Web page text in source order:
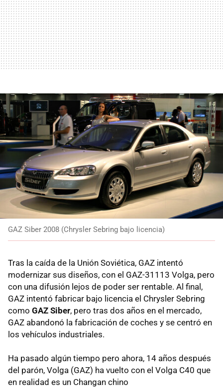
GAZ Siber 2008 (Chrysler Sebring bajo licencia)
Tras la caída de la Unión Soviética, GAZ intentó
modernizar sus diseños, con el GAZ-31113 Volga, pero
con una difusión lejos de poder ser rentable. Al final,
GAZ intentó fabricar bajo licencia el Chrysler Sebring
como GAZ Siber, pero tras dos años en el mercado,
GAZ abandonó la fabricación de coches y se centró en
los vehículos industriales.
Ha pasado algún tiempo pero ahora, 14 años después
del parón, Volga (GAZ) ha vuelto con el Volga C40 que
en realidad es un Changan chino